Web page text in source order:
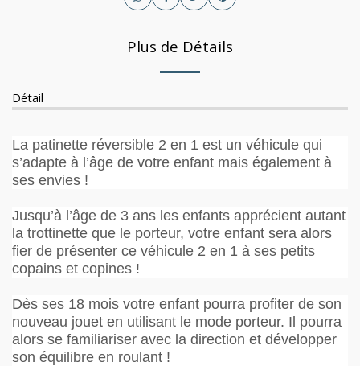
Plus de Détails
Détail
La patinette réversible 2 en 1 est un véhicule qui
s’adapte à l’âge de votre enfant mais également à
ses envies !
Jusqu’à l’âge de 3 ans les enfants apprécient autant
la trottinette que le porteur, votre enfant sera alors
fier de présenter ce véhicule 2 en 1 à ses petits
copains et copines !
Dès ses 18 mois votre enfant pourra profiter de son
nouveau jouet en utilisant le mode porteur. Il pourra
alors se familiariser avec la direction et développer
son équilibre en roulant !